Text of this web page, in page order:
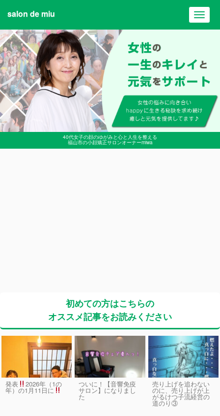
40代女子の顔のゆがみと心と人生を整える
福山市の小顔矯正サロンオーナーmiwa
salon de miu
初めての方はこちらの
オススメ記事をお読みください
発表 2026年（1の
年）の1月11日に
ついに！【音響免疫
サロン】になりまし
た
売り上げを追わない
のに、売り上げが上
がるけつ子流経営の
道のり③